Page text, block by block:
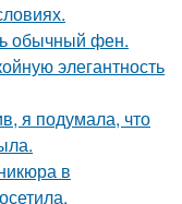
обычный фен.
элегантность
я подумала, что
в